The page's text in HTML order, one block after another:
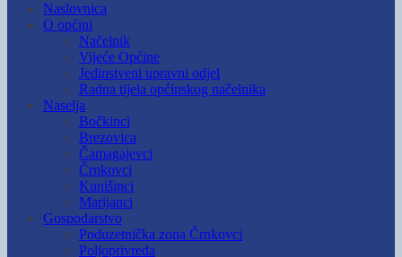
Naslovnica
O općini
Načelnik
Vijeće Općine
Jedinstveni upravni odjel
Radna tijela općinskog načelnika
Naselja
Bočkinci
Brezovica
Čamagajevci
Črnkovci
Kunišinci
Marijanci
Gospodarstvo
Poduzetnička zona Črnkovci
Poljoprivreda